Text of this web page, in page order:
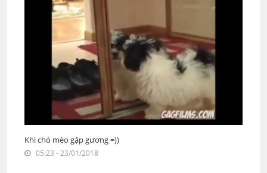
Khi chó mèo gặp gương =))
05:23 - 23/01/2018